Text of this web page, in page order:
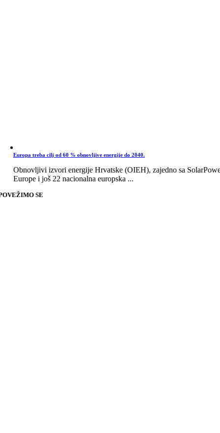
Europa treba cilj od 60 % obnovljive energije do 2040.
Obnovljivi izvori energije Hrvatske (OIEH), zajedno sa
Europe i još 22 nacionalna europska ...
SE